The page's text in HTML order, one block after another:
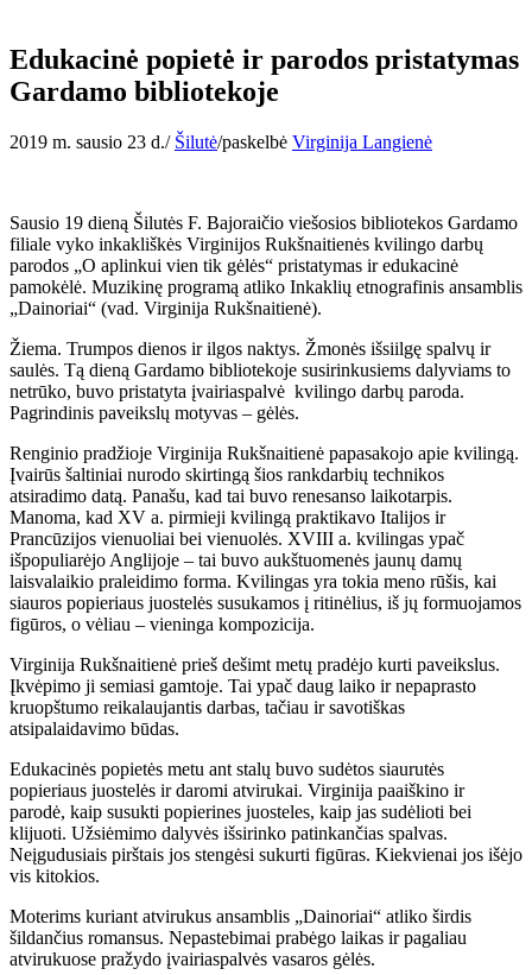
Edukacinė popietė ir parodos pristatymas
Gardamo bibliotekoje
2019 m. sausio 23 d./ Šilutė/paskelbė Virginija Langienė
Sausio 19 dieną Šilutės F. Bajoraičio viešosios bibliotekos Gardamo
filiale vyko inkakliškės Virginijos Rukšnaitienės kvilingo darbų
parodos „O aplinkui vien tik gėlės“ pristatymas ir edukacinė
pamokėlė. Muzikinę programą atliko Inkaklių etnografinis ansamblis
„Dainoriai“ (vad. Virginija Rukšnaitienė).
Žiema. Trumpos dienos ir ilgos naktys. Žmonės išsiilgę spalvų ir
saulės. Tą dieną Gardamo bibliotekoje susirinkusiems dalyviams to
netrūko, buvo pristatyta įvairiaspalvė kvilingo darbų paroda.
Pagrindinis paveikslų motyvas – gėlės.
Renginio pradžioje Virginija Rukšnaitienė papasakojo apie kvilingą.
Įvairūs šaltiniai nurodo skirtingą šios rankdarbių technikos
atsiradimo datą. Panašu, kad tai buvo renesanso laikotarpis.
Manoma, kad XV a. pirmieji kvilingą praktikavo Italijos ir
Prancūzijos vienuoliai bei vienuolės. XVIII a. kvilingas ypač
išpopuliarėjo Anglijoje – tai buvo aukštuomenės jaunų damų
laisvalaikio praleidimo forma. Kvilingas yra tokia meno rūšis, kai
siauros popieriaus juostelės susukamos į ritinėlius, iš jų formuojamos
figūros, o vėliau – vieninga kompozicija.
Virginija Rukšnaitienė prieš dešimt metų pradėjo kurti paveikslus.
Įkvėpimo ji semiasi gamtoje. Tai ypač daug laiko ir nepaprasto
kruopštumo reikalaujantis darbas, tačiau ir savotiškas
atsipalaidavimo būdas.
Edukacinės popietės metu ant stalų buvo sudėtos siaurutės
popieriaus juostelės ir daromi atvirukai. Virginija paaiškino ir
parodė, kaip susukti popierines juosteles, kaip jas sudėlioti bei
klijuoti. Užsiėmimo dalyvės išsirinko patinkančias spalvas.
Neįgudusiais pirštais jos stengėsi sukurti figūras. Kiekvienai jos išėjo
vis kitokios.
Moterims kuriant atvirukus ansamblis „Dainoriai“ atliko širdis
šildančius romansus. Nepastebimai prabėgo laikas ir pagaliau
atvirukuose pražydo įvairiaspalvės vasaros gėlės.